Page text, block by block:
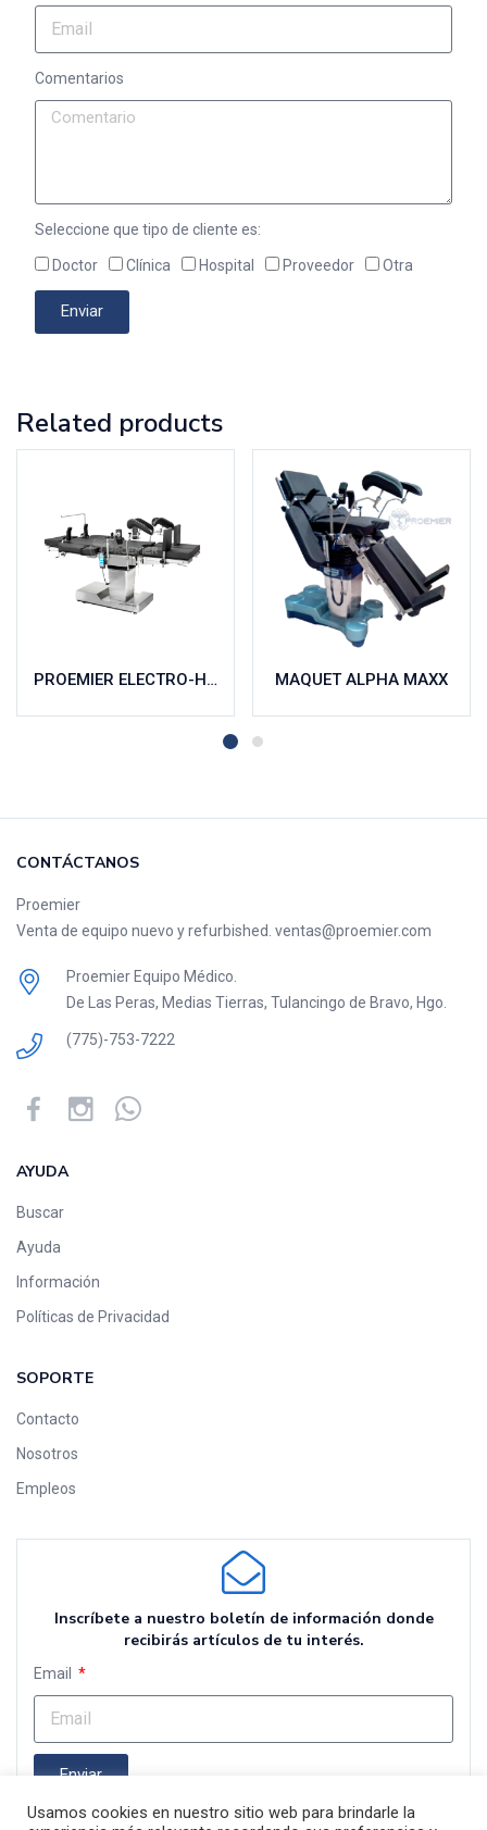
Comentarios
Seleccione que tipo de cliente es:
Doctor Clínica Hospital Proveedor Otra
Enviar
Related products
PROEMIER ELECTRO-HIDRÁULICA MAQUET ALPHA MAXX
CONTÁCTANOS
Proemier
Venta de equipo nuevo y refurbished. ventas@proemier.com
Proemier Equipo Médico.
De Las Peras, Medias Tierras, Tulancingo de Bravo, Hgo.
(775)-753-7222
AYUDA
Buscar
Ayuda
Información
Políticas de Privacidad
SOPORTE
Contacto
Nosotros
Empleos
Inscríbete a nuestro boletín de información donde
recibirás artículos de tu interés.
Email
Enviar
Usamos cookies en nuestro sitio web para brindarle la